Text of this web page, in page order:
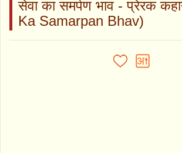
सेवा का समर्पण भाव - प्रेरक
Ka Samarpan Bhav)